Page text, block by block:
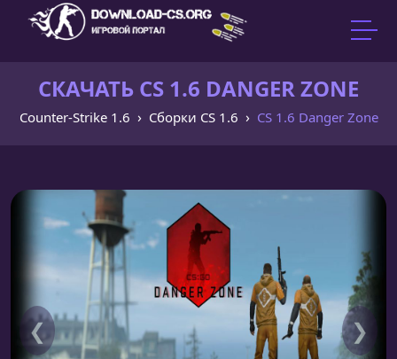
СКАЧАТЬ CS 1.6 DANGER ZONE
Counter-Strike 1.6 Сборки CS 1.6 CS 1.6 Danger Zone
❮ ❯